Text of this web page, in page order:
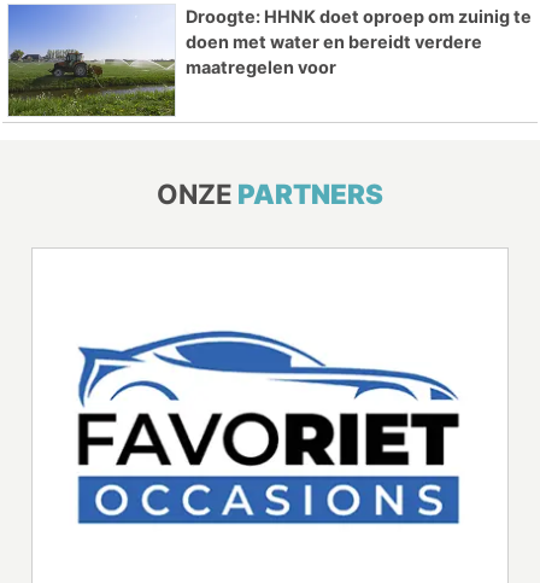
Droogte: HHNK doet oproep om zuinig te
doen met water en bereidt verdere
maatregelen voor
ONZE PARTNERS